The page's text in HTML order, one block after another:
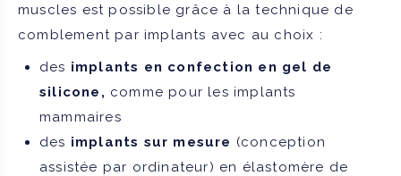
muscles est possible grâce à la technique de
comblement par implants avec au choix :
des implants en confection en gel de
silicone, comme pour les implants
mammaires
des implants sur mesure (conception
assistée par ordinateur) en élastomère de